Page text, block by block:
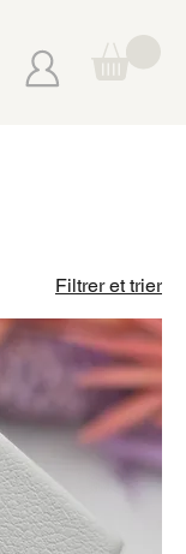
Filtrer et trier